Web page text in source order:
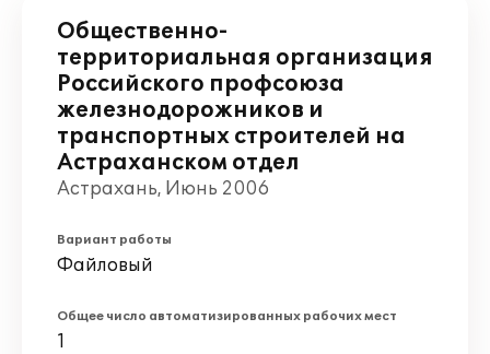
Общественно-
территориальная организация
Российского профсоюза
железнодорожников и
транспортных строителей на
Астраханском отдел
Астрахань, Июнь 2006
Вариант работы
Файловый
Общее число автоматизированных рабочих мест
1